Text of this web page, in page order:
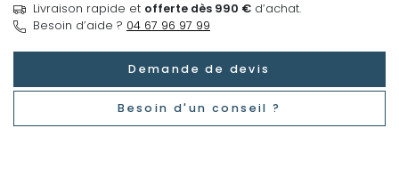
Livraison rapide et offerte dès 990 € d’achat.
Besoin d’aide ? 04 67 96 97 99
Demande de devis
Besoin d'un conseil ?